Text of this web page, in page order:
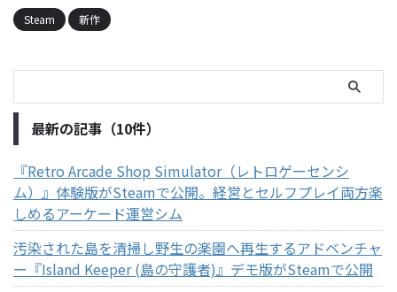
Steam 新作
最新の記事（10件）
『Retro Arcade Shop Simulator（レトロゲーセンシ
ム）』体験版がSteamで公開。経営とセルフプレイ両方楽
しめるアーケード運営シム
汚染された島を清掃し野生の楽園へ再生するアドベンチャ
ー『Island Keeper (島の守護者)』デモ版がSteamで公開